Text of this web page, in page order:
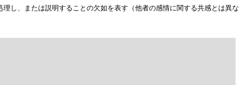
理し、または説明することの欠如を表す（他者の感情に関する共感とは異な